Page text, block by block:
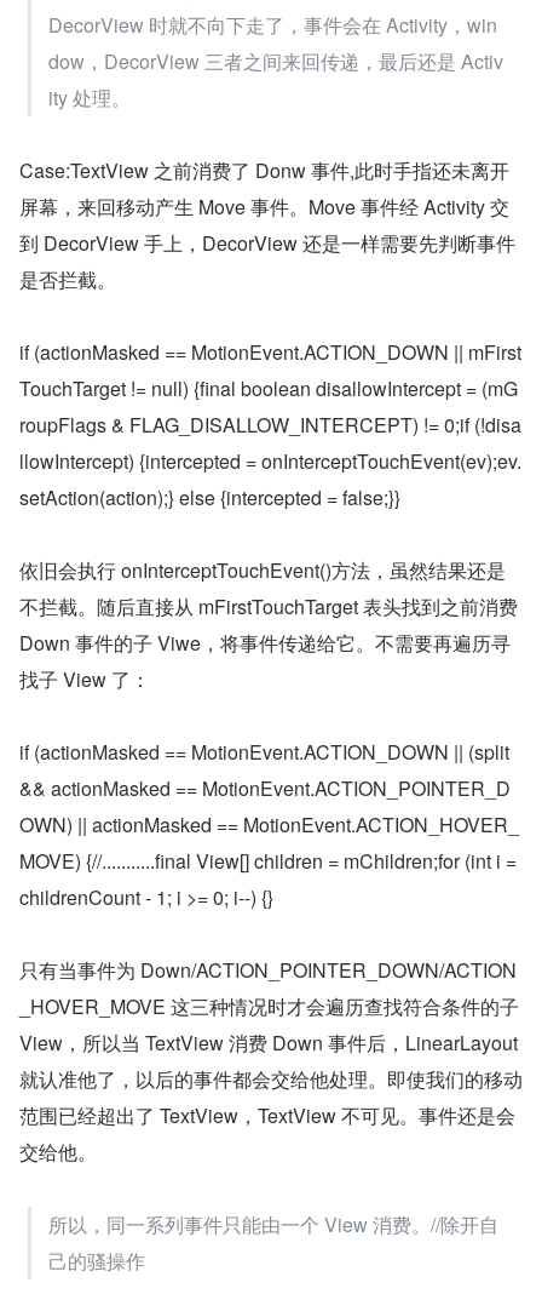
DecorView 时就不向下走了，事件会在 Activity，win
dow，DecorView 三者之间来回传递，最后还是 Activ
ity 处理。
Case:TextView 之前消费了 Donw 事件,此时手指还未离开
屏幕，来回移动产生 Move 事件。Move 事件经 Activity 交
到 DecorView 手上，DecorView 还是一样需要先判断事件
是否拦截。
if (actionMasked == MotionEvent.ACTION_DOWN || mFirst
TouchTarget != null) {final boolean disallowIntercept = (mG
roupFlags & FLAG_DISALLOW_INTERCEPT) != 0;if (!disa
llowIntercept) {intercepted = onInterceptTouchEvent(ev);ev.
setAction(action);} else {intercepted = false;}}
依旧会执行 onInterceptTouchEvent()方法，虽然结果还是
不拦截。随后直接从 mFirstTouchTarget 表头找到之前消费
Down 事件的子 Viwe，将事件传递给它。不需要再遍历寻
找子 View 了：
if (actionMasked == MotionEvent.ACTION_DOWN || (split
&& actionMasked == MotionEvent.ACTION_POINTER_D
OWN) || actionMasked == MotionEvent.ACTION_HOVER_
MOVE) {//...........final View[] children = mChildren;for (int i =
childrenCount - 1; i >= 0; i--) {}
只有当事件为 Down/ACTION_POINTER_DOWN/ACTION
_HOVER_MOVE 这三种情况时才会遍历查找符合条件的子
View，所以当 TextView 消费 Down 事件后，LinearLayout
就认准他了，以后的事件都会交给他处理。即使我们的移动
范围已经超出了 TextView，TextView 不可见。事件还是会
交给他。
所以，同一系列事件只能由一个 View 消费。//除开自
己的骚操作